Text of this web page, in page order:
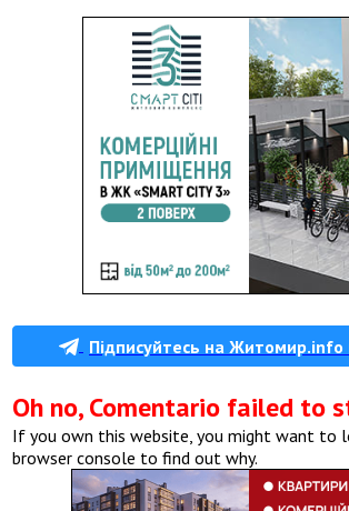
Підписуйтесь на Житомир.info
Oh no, Comentario failed to
If you own this website, you might want to
browser console to find out why.